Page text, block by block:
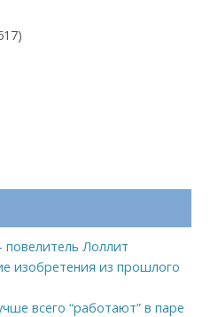
Лоллит
изобретения из прошлого
всего “работают” в паре